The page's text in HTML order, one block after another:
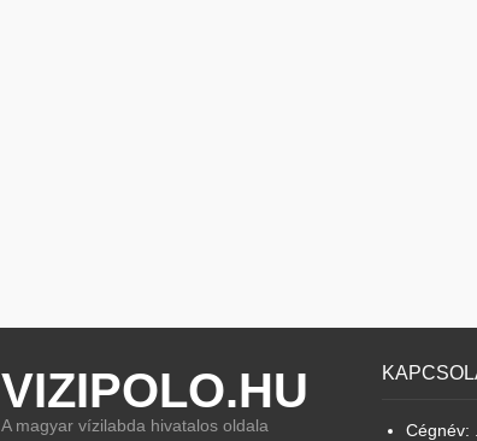
VIZIPOLO.HU
A magyar vízilabda hivatalos oldala Cégnév: